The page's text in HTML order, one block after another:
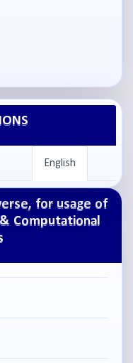
for usage of
Computational
English